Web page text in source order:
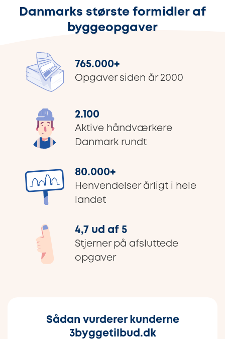
Danmarks største formidler af
byggeopgaver
765.000+
Opgaver siden år 2000
2.100
Aktive håndværkere
Danmark rundt
80.000+
Henvendelser årligt i hele
landet
4,7 ud af 5
Stjerner på afsluttede
opgaver
Sådan vurderer kunderne
3byggetilbud.dk